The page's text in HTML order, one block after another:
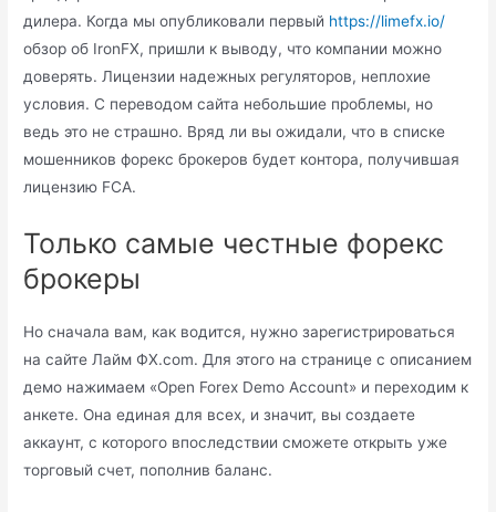
дилера. Когда мы опубликовали первый https://limefx.io/
обзор об IronFX, пришли к выводу, что компании можно
доверять. Лицензии надежных регуляторов, неплохие
условия. С переводом сайта небольшие проблемы, но
ведь это не страшно. Вряд ли вы ожидали, что в списке
мошенников форекс брокеров будет контора, получившая
лицензию FCA.
Только самые честные форекс
брокеры
Но сначала вам, как водится, нужно зарегистрироваться
на сайте Лайм ФХ.com. Для этого на странице с описанием
демо нажимаем «Open Forex Demo Account» и переходим к
анкете. Она единая для всех, и значит, вы создаете
аккаунт, с которого впоследствии сможете открыть уже
торговый счет, пополнив баланс.